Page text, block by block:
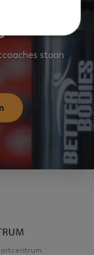
staan
Targeting
en
gebruikt
Vervaldatum
5 maanden 4
weken